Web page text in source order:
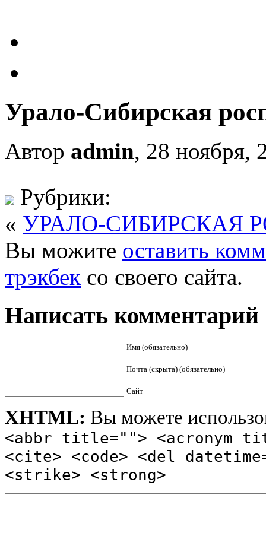
Урало-Сибирская
Автор admin, 28 ноября,
Рубрики:
« УРАЛО-СИБИРСКАЯ
Вы можите оставить
трэкбек со своего сайта.
Написать комментарий
Имя (обязательно)
Почта (скрыта) (обязательно)
Сайт
XHTML: Вы можете
<abbr title=""> <acronym
<cite> <code> <del
<strike> <strong>